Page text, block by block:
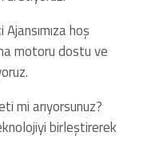
hoş
motoru dostu ve
mi arıyorsunuz?
birleştirerek